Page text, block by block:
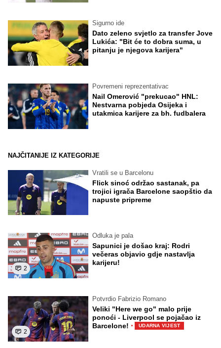
Sigurno ide
Dato zeleno svjetlo za transfer Jove
Lukića: "Bit će to dobra suma, u
pitanju je njegova karijera"
Povremeni reprezentativac
Nail Omerović "prekucao" HNL:
Nestvarna pobjeda Osijeka i
utakmica karijere za bh. fudbalera
NAJČITANIJE IZ KATEGORIJE
Vratili se u Barcelonu
Flick sinoć održao sastanak, pa
trojici igrača Barcelone saopštio da
napuste pripreme
2
Odluka je pala
Sapunici je došao kraj: Rodri
večeras objavio gdje nastavlja
karijeru!
2
Potvrdio Fabrizio Romano
Veliki "Here we go" malo prije
ponoći - Liverpool se pojačao iz
Barcelone! · UDARNA VIJEST